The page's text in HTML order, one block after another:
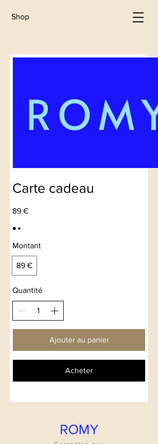
Shop
Carte cadeau
89 €
Montant
89 €
Quantité
Ajouter au panier
Acheter
ROMY